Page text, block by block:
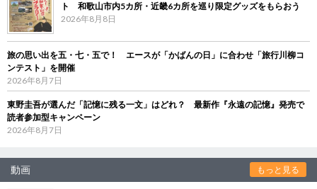
ト 和歌山市内5カ所・近畿6カ所を巡り限定グッズをもらおう
2026年8月8日
旅の思い出を五・七・五で！ エースが「かばんの日」に合わせ「旅行川柳コ
ンテスト」を開催
2026年8月7日
東野圭吾が選んだ「記憶に残る一文」はどれ？ 最新作『永遠の記憶』発売で
読者参加型キャンペーン
2026年8月7日
動画 もっと見る